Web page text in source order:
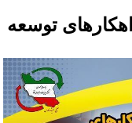
توسعه